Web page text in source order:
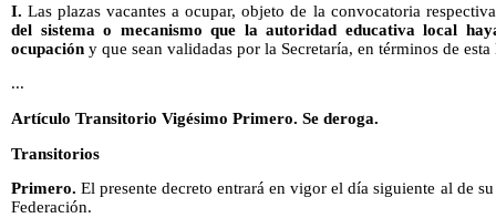
I. Las plazas vacantes a ocupar, objeto de la convocatoria
del sistema o mecanismo que la autoridad educativa local
ocupación y que sean validadas por la Secretaría, en términos de esta
...
Artículo Transitorio Vigésimo Primero. Se deroga.
Transitorios
Primero.El presente decreto entrará en vigor el día siguiente al de
Federación.